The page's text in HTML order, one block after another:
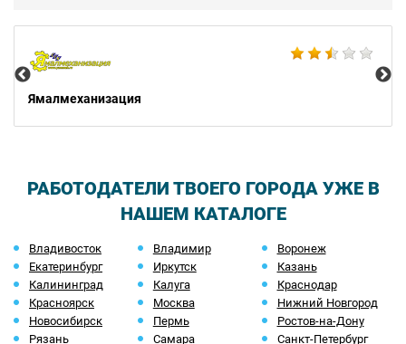
Ямалмеханизация
РАБОТОДАТЕЛИ ТВОЕГО ГОРОДА УЖЕ В
НАШЕМ КАТАЛОГЕ
Владивосток Владимир
Воронеж
Екатеринбург
Иркутск
Казань
Калининград
Калуга
Краснодар
Красноярск
Москва
Нижний Новгород
Новосибирск
Пермь
Ростов-на-Дону
Рязань
Самара Санкт-Петербург